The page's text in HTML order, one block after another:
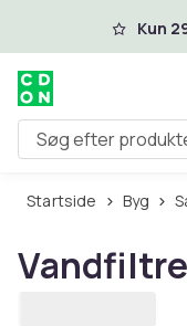
Spring til Kun
Søg efter produkter
Startside Byg